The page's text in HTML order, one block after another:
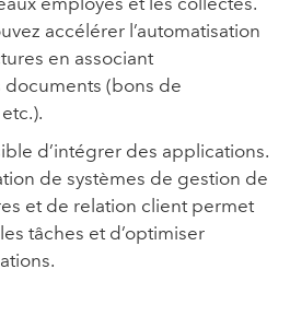
accélérer l’automatisation
en associant
(bons de
d’intégrer des applications.
de systèmes de gestion de
et de relation client permet
tâches et d’optimiser